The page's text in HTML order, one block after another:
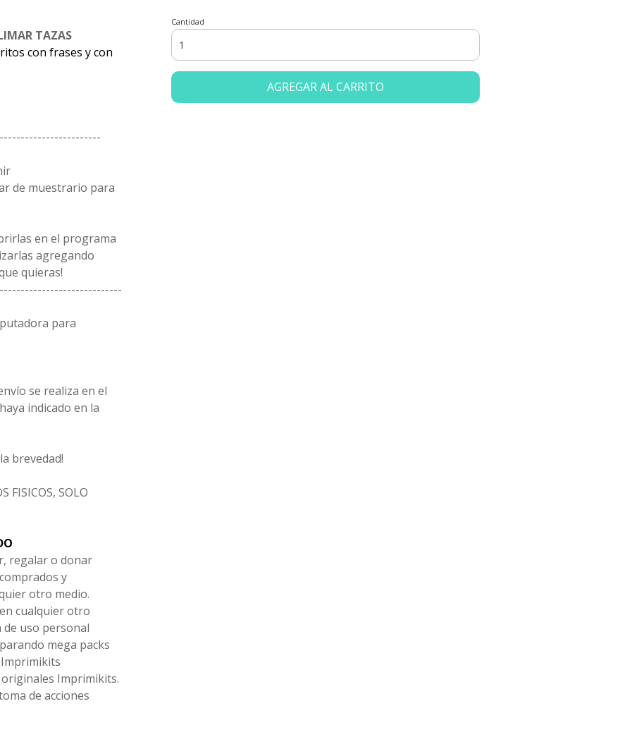
TAZAS
con frases y con
de muestrario para
en el programa
agregando
quieras!
para
se realiza en el
indicado en la
brevedad!
FISICOS, SOLO
regalar o donar
y
otro medio.
cualquier otro
de uso personal
mega packs
Imprimikits.
de acciones
Cantidad
AGREGAR AL CARRITO